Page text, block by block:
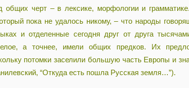
общих черт – в лексике, морфологии и
пока не удалось никому, – что народы
и отделенные сегодня друг от друга
а точнее, имели общих предков. Их
потомки заселили большую часть Европы и
“Откуда есть пошла Русская земля…”).